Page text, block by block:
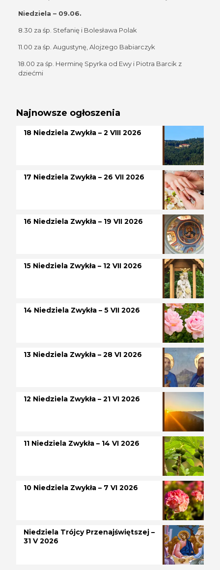
Niedziela – 09.06.
8.30 za śp. Stefanię i Bolesława Polak
11.00 za śp. Augustynę, Alojzego Babiarczyk
18.00 za śp. Herminę Spyrka od Ewy i Piotra Barcik z
dziećmi
Najnowsze ogłoszenia
18 Niedziela Zwykła – 2 VIII 2026
17 Niedziela Zwykła – 26 VII 2026
16 Niedziela Zwykła – 19 VII 2026
15 Niedziela Zwykła – 12 VII 2026
14 Niedziela Zwykła – 5 VII 2026
13 Niedziela Zwykła – 28 VI 2026
12 Niedziela Zwykła – 21 VI 2026
11 Niedziela Zwykła – 14 VI 2026
10 Niedziela Zwykła – 7 VI 2026
Niedziela Trójcy Przenajświętszej –
31 V 2026